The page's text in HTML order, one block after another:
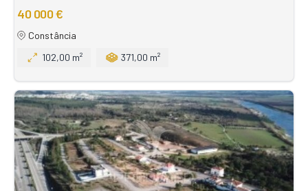
40 000 €
Constância
102,00 m²
371,00 m²